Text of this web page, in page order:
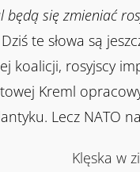
będą się zmieniać
Dziś te słowa są
koalicji, rosyjscy
Kreml
Lecz NATO
Klęska w